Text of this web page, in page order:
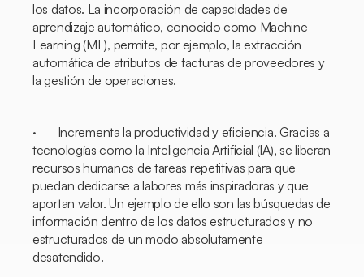
los datos. La incorporación de capacidades de
aprendizaje automático, conocido como Machine
Learning(ML), permite, por ejemplo, la extracción
automática de atributos de facturas de proveedores y
la gestión de operaciones.
· Incrementa la productividad y eficiencia. Gracias a
tecnologías como la Inteligencia Artificial (IA), se liberan
recursos humanos de tareas repetitivas para que
puedan dedicarse a labores más inspiradoras y que
aportan valor. Un ejemplo de ello son las búsquedas de
información dentro de los datos estructurados y no
estructurados de un modo absolutamente
desatendido.